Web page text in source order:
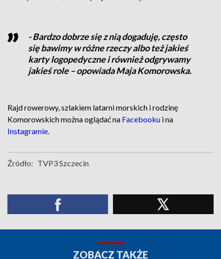
- Bardzo dobrze się z nią dogaduję, często
się bawimy w różne rzeczy albo też jakieś
karty logopedyczne i również odgrywamy
jakieś role – opowiada Maja Komorowska.
Rajd rowerowy, szlakiem latarni morskich i rodzinę
Komorowskich można oglądać na Facebooku i na
Instagramie.
Źródło: TVP3 Szczecin
ZOBACZ TAKŻE